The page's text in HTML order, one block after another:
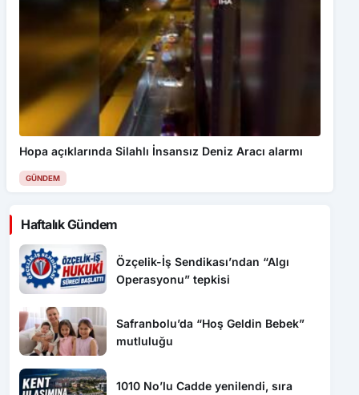
Hopa açıklarında Silahlı İnsansız Deniz Aracı alarmı
GÜNDEM
Haftalık Gündem
Özçelik-İş Sendikası’ndan “Algı
Operasyonu” tepkisi
Safranbolu’da “Hoş Geldin Bebek”
mutluluğu
1010 No’lu Cadde yenilendi, sıra